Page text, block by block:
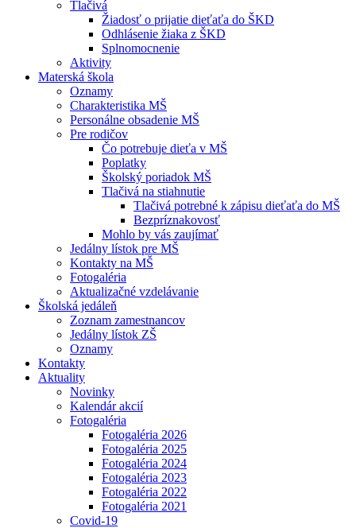
Tlačivá
Žiadosť o prijatie dieťaťa do ŠKD
Odhlásenie žiaka z ŠKD
Splnomocnenie
Aktivity
Materská škola
Oznamy
Charakteristika MŠ
Personálne obsadenie MŠ
Pre rodičov
Čo potrebuje dieťa v MŠ
Poplatky
Školský poriadok MŠ
Tlačivá na stiahnutie
Tlačivá potrebné k zápisu dieťaťa do MŠ
Bezpríznakovosť
Mohlo by vás zaujímať
Jedálny lístok pre MŠ
Kontakty na MŠ
Fotogaléria
Aktualizačné vzdelávanie
Školská jedáleň
Zoznam zamestnancov
Jedálny lístok ZŠ
Oznamy
Kontakty
Aktuality
Novinky
Kalendár akcií
Fotogaléria
Fotogaléria 2026
Fotogaléria 2025
Fotogaléria 2024
Fotogaléria 2023
Fotogaléria 2022
Fotogaléria 2021
Covid-19